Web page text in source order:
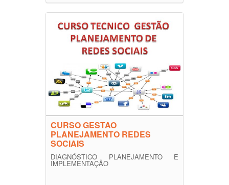
CURSO GESTAO
PLANEJAMENTO REDES
SOCIAIS
DIAGNÓSTICO PLANEJAMENTO E
IMPLEMENTAÇÃO